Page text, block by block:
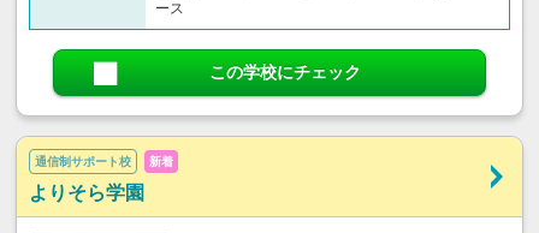
ース
この学校にチェック
通信制サポート校 新着
よりそら学園